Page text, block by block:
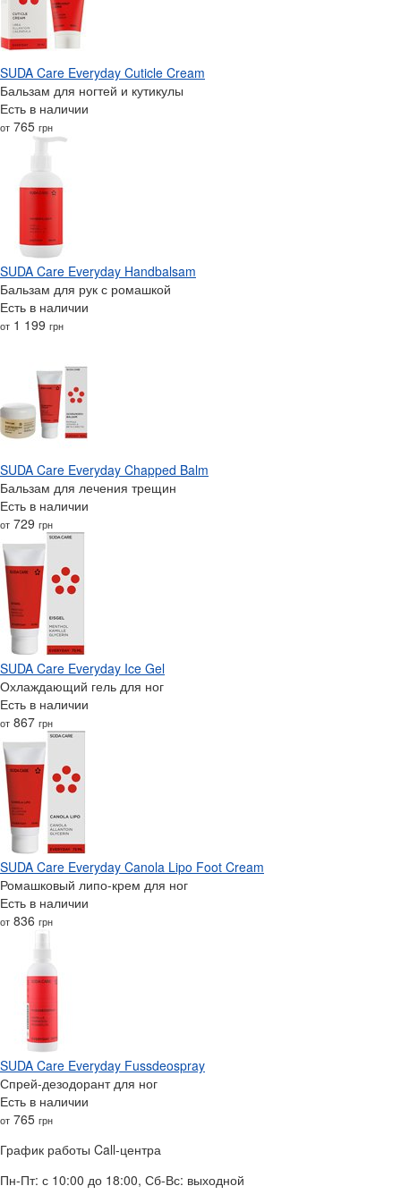
SUDA Care Everyday Cuticle Cream
Бальзам для ногтей и кутикулы
Есть в наличии
от 765 грн
SUDA Care Everyday Handbalsam
Бальзам для рук с ромашкой
Есть в наличии
от 1 199 грн
SUDA Care Everyday Chapped Balm
Бальзам для лечения трещин
Есть в наличии
от 729 грн
SUDA Care Everyday Ice Gel
Охлаждающий гель для ног
Есть в наличии
от 867 грн
SUDA Care Everyday Canola Lipo Foot Cream
Ромашковый липо-крем для ног
Есть в наличии
от 836 грн
SUDA Care Everyday Fussdeospray
Спрей-дезодорант для ног
Есть в наличии
от 765 грн
График работы Call-центра
Пн-Пт: с 10:00 до 18:00, Сб-Вс: выходной